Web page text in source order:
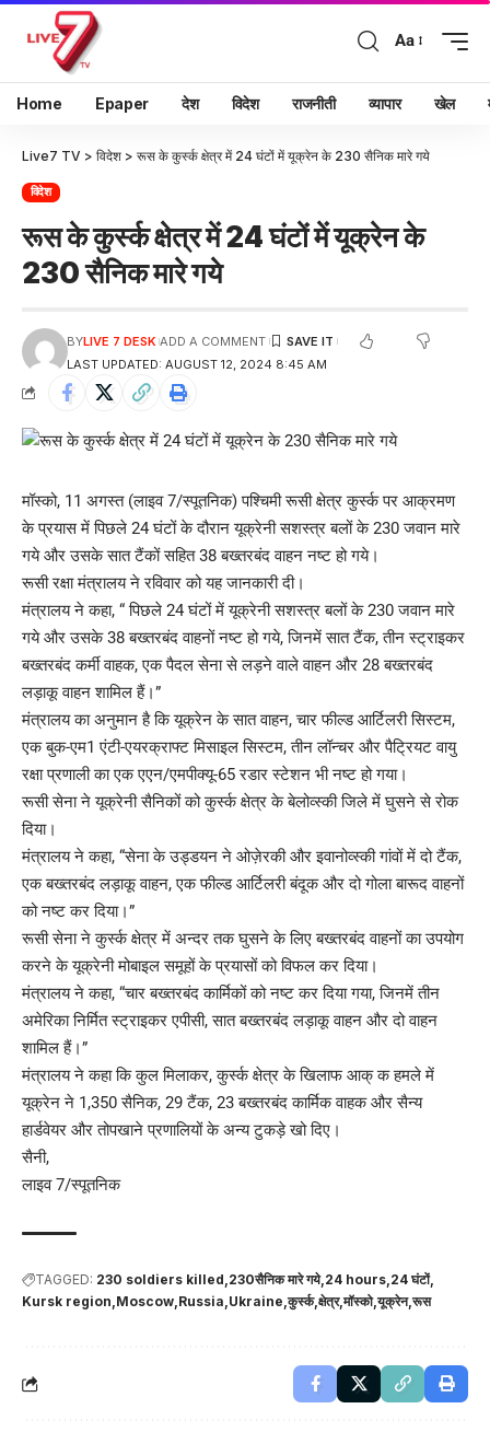
Aa
Home Epaper देश विदेश राजनीती व्यापार खेल
Live7 TV > विदेश > रूस के कुर्स्क क्षेत्र में 24 घंटों में यूक्रेन के 230 सैनिक मारे गये
विदेश
रूस के कुर्स्क क्षेत्र में 24 घंटों में यूक्रेन के
230 सैनिक मारे गये
LAST UPDATED: AUGUST 12, 2024 8:45 AM
BYLIVE 7 DESK ADD A COMMENT
मॉस्को, 11 अगस्त (लाइव 7/स्पूतनिक) पश्चिमी रूसी क्षेत्र कुर्स्क पर आक्रमण
के प्रयास में पिछले 24 घंटों के दौरान यूक्रेनी सशस्त्र बलों के 230 जवान मारे
गये और उसके सात टैंकों सहित 38 बख्तरबंद वाहन नष्ट हो गये।
रूसी रक्षा मंत्रालय ने रविवार को यह जानकारी दी।
मंत्रालय ने कहा, “ पिछले 24 घंटों में यूक्रेनी सशस्त्र बलों के 230 जवान मारे
गये और उसके 38 बख्तरबंद वाहनों नष्ट हो गये, जिनमें सात टैंक, तीन स्ट्राइकर
बख्तरबंद कर्मी वाहक, एक पैदल सेना से लड़ने वाले वाहन और 28 बख्तरबंद
लड़ाकू वाहन शामिल हैं।”
मंत्रालय का अनुमान है कि यूक्रेन के सात वाहन, चार फील्ड आर्टिलरी सिस्टम,
एक बुक-एम1 एंटी-एयरक्राफ्ट मिसाइल सिस्टम, तीन लॉन्चर और पैट्रियट वायु
रक्षा प्रणाली का एक एएन/एमपीक्यू-65 रडार स्टेशन भी नष्ट हो गया।
रूसी सेना ने यूक्रेनी सैनिकों को कुर्स्क क्षेत्र के बेलोव्स्की जिले में घुसने से रोक
दिया।
मंत्रालय ने कहा, “सेना के उड्डयन ने ओज़ेरकी और इवानोव्स्की गांवों में दो टैंक,
एक बख्तरबंद लड़ाकू वाहन, एक फील्ड आर्टिलरी बंदूक और दो गोला बारूद वाहनों
को नष्ट कर दिया।”
रूसी सेना ने कुर्स्क क्षेत्र में अन्दर तक घुसने के लिए बख्तरबंद वाहनों का उपयोग
करने के यूक्रेनी मोबाइल समूहों के प्रयासों को विफल कर दिया।
मंत्रालय ने कहा, “चार बख्तरबंद कार्मिकों को नष्ट कर दिया गया, जिनमें तीन
अमेरिका निर्मित स्ट्राइकर एपीसी, सात बख्तरबंद लड़ाकू वाहन और दो वाहन
शामिल हैं।”
मंत्रालय ने कहा कि कुल मिलाकर, कुर्स्क क्षेत्र के खिलाफ आक् क हमले में
यूक्रेन ने 1,350 सैनिक, 29 टैंक, 23 बख्तरबंद कार्मिक वाहक और सैन्य
हार्डवेयर और तोपखाने प्रणालियों के अन्य टुकड़े खो दिए।
सैनी,
लाइव 7/स्पूतनिक
TAGGED: 230 soldiers killed 230सैनिक मारे गये 24 hours 24 घंटों
Kursk region Moscow Russia Ukraine कुर्स्क क्षेत्र मॉस्को यूक्रेन रूस